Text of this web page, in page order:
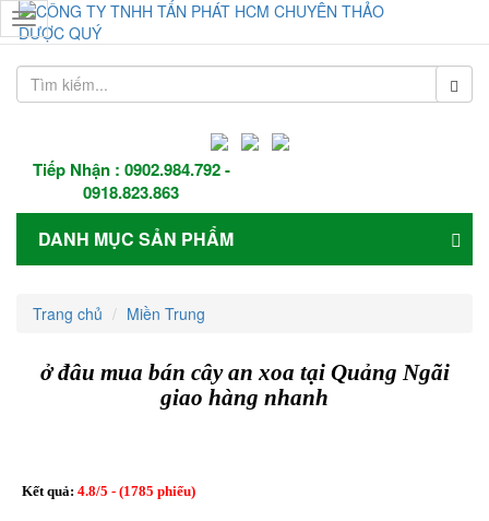
Tiếp Nhận : 0902.984.792-
0918.823.863
Toggle
navigation
DANH MỤC SẢN PHẨM
Trang chủ Miền Trung
ở đâu mua bán cây an xoa tại Quảng Ngãi
giao hàng nhanh
Kết quả: 4.8/5 - (1785 phiếu)